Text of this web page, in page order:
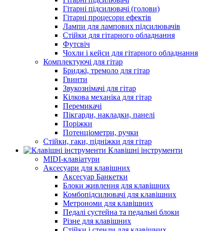
Гітарні підсилювачі (голови)
Гітарні процесори ефектів
Лампи для лампових підсилювачів
Стійки для гітарного обладнання
Футсвіч
Чохли і кейси для гітарного обладнання
Комплектуючі для гітар
Бриджі, тремоло для гітар
Гвинти
Звукознімачі для гітар
Кілкова механіка для гітар
Перемикачі
Пікгарди, накладки, панелі
Поріжки
Потенціометри, ручки
Стійки, гаки, підніжки для гітар
Клавішні інструменти
MIDI-клавіатури
Аксесуари для клавішних
Аксесуар Банкетки
Блоки живлення для клавішних
Комбопідсилювачі для клавішних
Метрономи для клавішних
Педалі сустейна та педальні блоки
Різне для клавішних